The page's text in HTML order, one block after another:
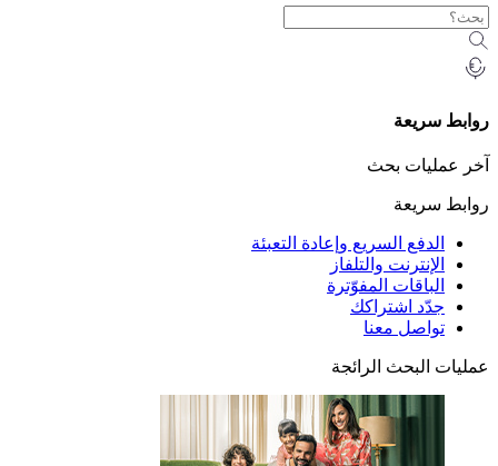
بحث
السريع وإعادة التعبئة
والتلفاز
المفوّترة
اشتراكك
معنا
الرائجة